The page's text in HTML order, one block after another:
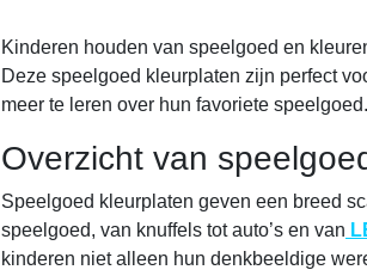
Kinderen houden van speelgoed en
Deze speelgoed kleurplaten zijn perfect
meer te leren over hun favoriete speelgoed.
Overzicht van
Speelgoed kleurplaten geven een breed
speelgoed, van knuffels tot auto’s en van
kinderen niet alleen hun denkbeeldige